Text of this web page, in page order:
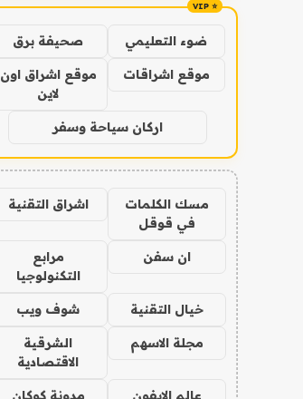
ضوء التعليمي صحيفة برق
موقع اشراقات
موقع اشراق اون
لاين
اركان سياحة وسفر
مسك الكلمات
في قوقل
اشراق التقنية
ان سفن
مرابع
التكنولوجيا
خيال التقنية شوف ويب
مجلة الاسهم
الشرقية
الاقتصادية
عالم الايفون مدونة كوكان